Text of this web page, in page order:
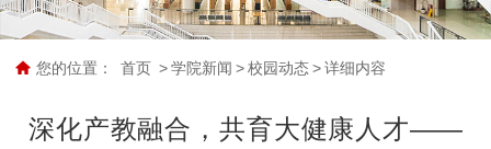
您的位置： 首页 > 学院新闻 > 校园动态 > 详细内容
深化产教融合，共育大健康人才——